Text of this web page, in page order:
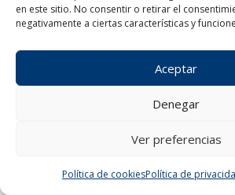
en este sitio. No consentir o retirar el
negativamente a ciertas características y
Aceptar
Denegar
Ver preferencias
Política de cookiesPolítica de
¿Tienes alguna